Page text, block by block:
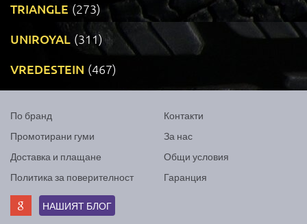
TRIANGLE (273)
UNIROYAL (311)
VREDESTEIN (467)
По бранд
Промотирани гуми
Доставка и плащане
Политика за поверителност
Контакти
За нас
Общи условия
Гаранция
НАШИЯТ БЛОГ